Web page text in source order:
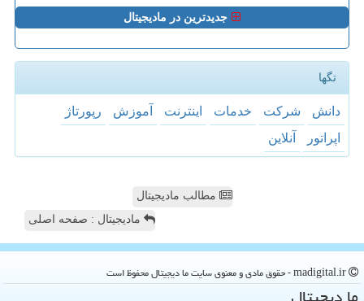
جدیدترین در مادیجیتال
تگها
دانش شركت خدمات اینترنت آموزش
رپورتاژ
اپراتور
آنلاین
مطالب مادیجیتال
مادیجیتال : صفحه اصلی